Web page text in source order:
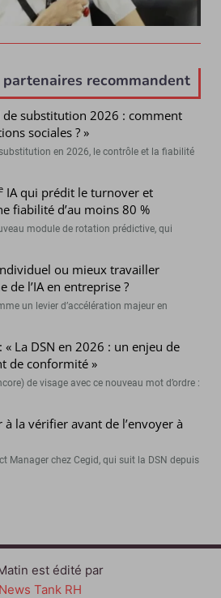
partenaires recommandent
de substitution 2026 : comment
sociales ? »
substitution en 2026, le contrôle et la fiabilité
IA qui prédit le turnover et
fiabilité d’au moins 80 %
module de rotation prédictive, qui
ou mieux travailler
de l’IA en entreprise ?
un levier d’accélération majeur en
« La DSN en 2026 : un enjeu de
de conformité »
de visage avec ce nouveau mot d’ordre :
à la vérifier avant de l’envoyer à
Manager chez Cegid, qui suit la DSN depuis
est édité par
News Tank RH